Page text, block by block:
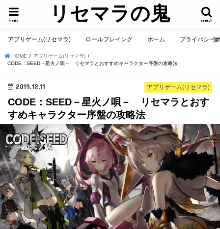
リセマラの鬼 search
menu
アプリゲーム(リセマラ) ロールプレイング ホーム プライバシー
HOME
アプリゲーム(リセマラ)
CODE：SEED－星火ノ唄－ リセマラとおすすめキャラクター序盤の攻略法
アプリゲーム(リセマラ)
2019.12.11
CODE：SEED－星火ノ唄－ リセマラとおす
すめキャラクター序盤の攻略法